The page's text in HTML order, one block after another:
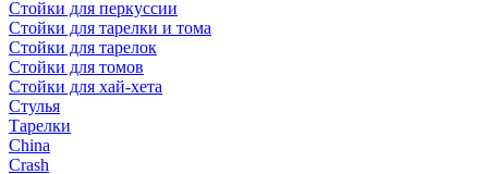
Стойки для перкуссии
Стойки для тарелки и тома
Стойки для тарелок
Стойки для томов
Стойки для хай-хета
Стулья
Тарелки
China
Crash